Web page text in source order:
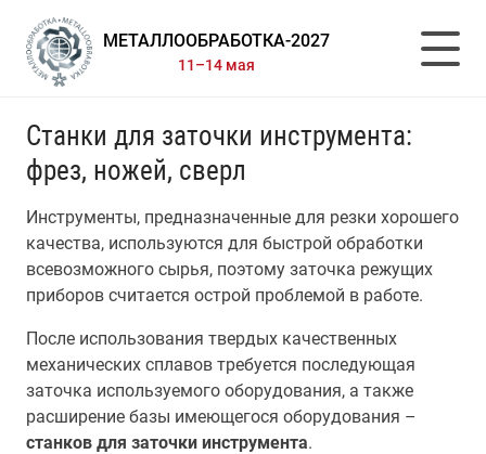
МЕТАЛЛООБРАБОТКА-2027
11–14 мая
Станки для заточки инструмента:
фрез, ножей, сверл
Инструменты, предназначенные для резки хорошего
качества, используются для быстрой обработки
всевозможного сырья, поэтому заточка режущих
приборов считается острой проблемой в работе.
После использования твердых качественных
механических сплавов требуется последующая
заточка используемого оборудования, а также
расширение базы имеющегося оборудования –
станков для заточки инструмента.